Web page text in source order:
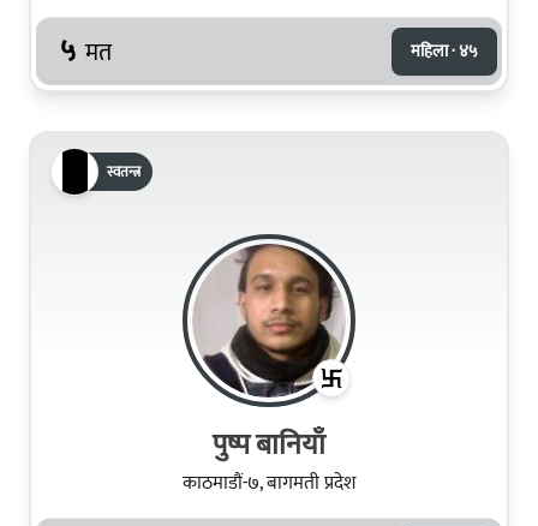
५ मत महिला · ४५
स्वतन्त्र
पुष्प बानियाँ
काठमाडौं-७, बागमती प्रदेश